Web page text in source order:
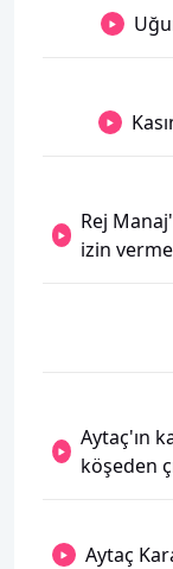
Rej
izin
Aytaç'ın
köşeden
Aytaç